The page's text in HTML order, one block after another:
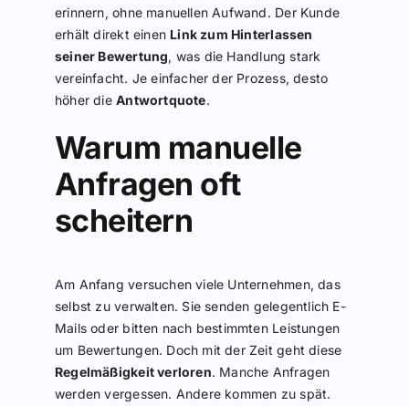
erinnern, ohne manuellen Aufwand. Der Kunde
erhält direkt einen Link zum Hinterlassen
seiner Bewertung, was die Handlung stark
vereinfacht. Je einfacher der Prozess, desto
höher dieAntwortquote.
Warum manuelle
Anfragen oft
scheitern
Am Anfang versuchen viele Unternehmen, das
selbst zu verwalten. Sie senden gelegentlich E-
Mails oder bitten nach bestimmten Leistungen
um Bewertungen. Doch mit der Zeit geht diese
Regelmäßigkeit verloren. Manche Anfragen
werden vergessen. Andere kommen zu spät.